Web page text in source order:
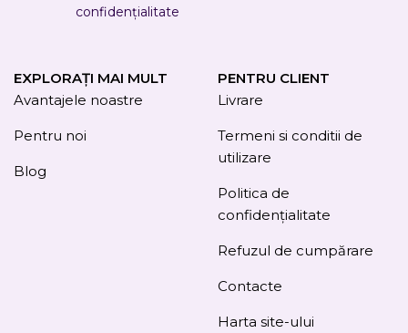
confidențialitate
EXPLORAȚI MAI MULT
Avantajele noastre
Pentru noi
Blog
PENTRU CLIENT
Livrare
Termeni si conditii de
utilizare
Politica de
confidențialitate
Refuzul de cumpărare
Contacte
Harta site-ului